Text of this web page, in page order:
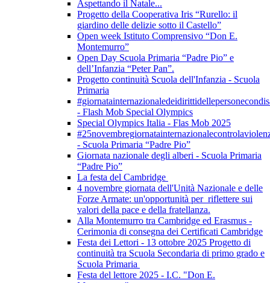
Aspettando il Natale...
Progetto della Cooperativa Iris “Rurello: il
giardino delle delizie sotto il Castello”
Open week Istituto Comprensivo “Don E.
Montemurro”
Open Day Scuola Primaria “Padre Pio” e
dell’Infanzia “Peter Pan”.
Progetto continuità Scuola dell'Infanzia - Scuola
Primaria
- Flash Mob Special Olympics
Special Olympics Italia - Flas Mob 2025
- Scuola Primaria “Padre Pio”
Giornata nazionale degli alberi - Scuola Primaria
“Padre Pio”
La festa del Cambridge
4 novembre giornata dell'Unità Nazionale e delle
Forze Armate: un'opportunità per riflettere sui
valori della pace e della fratellanza.
Alla Montemurro tra Cambridge ed Erasmus -
Cerimonia di consegna dei Certificati Cambridge
Festa dei Lettori - 13 ottobre 2025 Progetto di
continuità tra Scuola Secondaria di primo grado e
Scuola Primaria
Festa del lettore 2025 - I.C. "Don E.